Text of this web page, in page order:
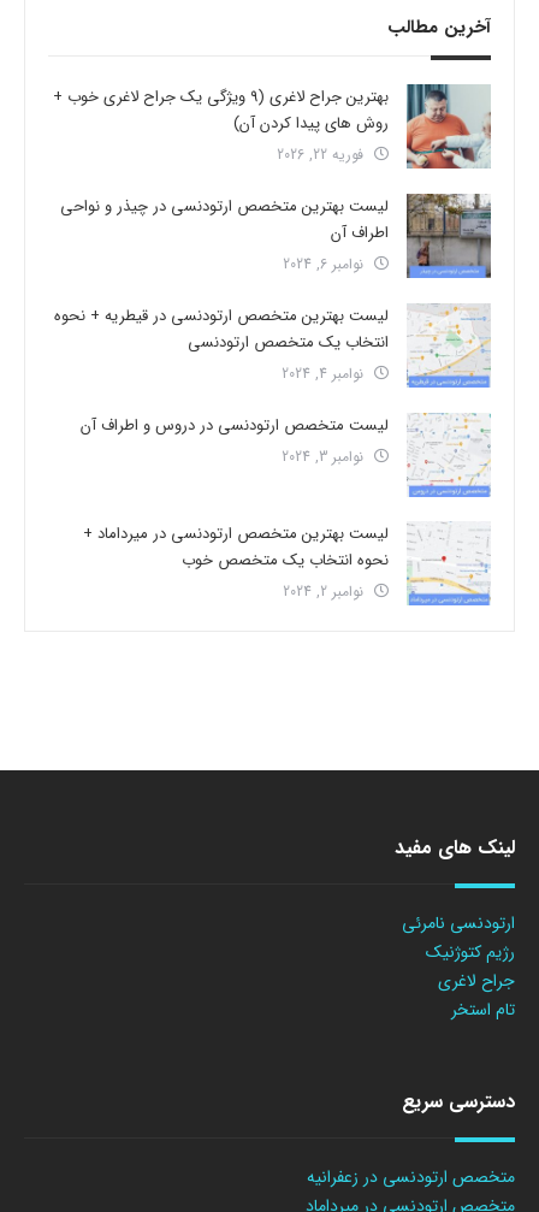
آخرین مطالب
بهترین جراح لاغری (9 ویژگی یک جراح لاغری خوب +
روش های پیدا کردن آن)
فوریه 22, 2026
لیست بهترین متخصص ارتودنسی در چیذر و نواحی
اطراف آن
نوامبر 6, 2024
لیست بهترین متخصص ارتودنسی در قیطریه + نحوه
انتخاب یک متخصص ارتودنسی
نوامبر 4, 2024
لیست متخصص ارتودنسی در دروس و اطراف آن
نوامبر 3, 2024
لیست بهترین متخصص ارتودنسی در میرداماد +
نحوه انتخاب یک متخصص خوب
نوامبر 2, 2024
لینک های مفید
ارتودنسی نامرئی
رژیم کتوژنیک
جراح لاغری
تام استخر
دسترسی سریع
متخصص ارتودنسی در زعفرانیه
متخصص ارتودنسی در میرداماد